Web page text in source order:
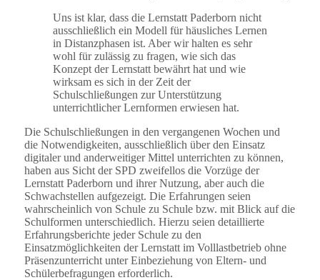
Uns ist klar, dass die Lernstatt Paderborn nicht
ausschließlich ein Modell für häusliches Lernen
in Distanzphasen ist. Aber wir halten es sehr
wohl für zulässig zu fragen, wie sich das
Konzept der Lernstatt bewährt hat und wie
wirksam es sich in der Zeit der
Schulschließungen zur Unterstützung
unterrichtlicher Lernformen erwiesen hat.
Die Schulschließungen in den vergangenen Wochen und
die Notwendigkeiten, ausschließlich über den Einsatz
digitaler und anderweitiger Mittel unterrichten zu können,
haben aus Sicht der SPD zweifellos die Vorzüge der
Lernstatt Paderborn und ihrer Nutzung, aber auch die
Schwachstellen aufgezeigt. Die Erfahrungen seien
wahrscheinlich von Schule zu Schule bzw. mit Blick auf die
Schulformen unterschiedlich. Hierzu seien detaillierte
Erfahrungsberichte jeder Schule zu den
Einsatzmöglichkeiten der Lernstatt im Volllastbetrieb ohne
Präsenzunterricht unter Einbeziehung von Eltern- und
Schülerbefragungen erforderlich.